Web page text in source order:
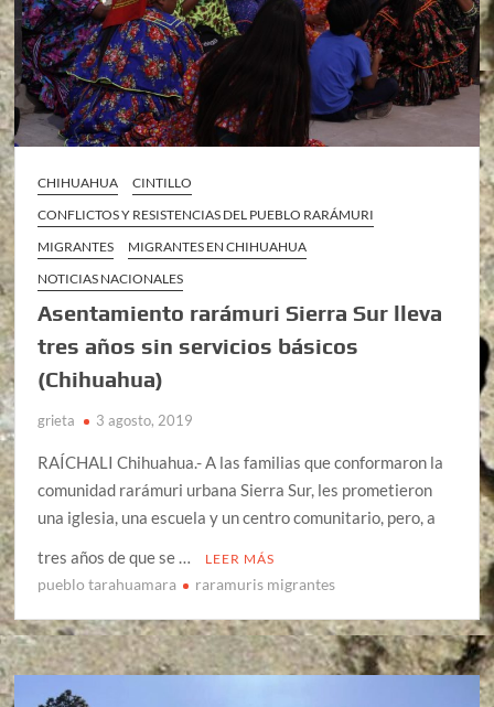
CHIHUAHUA
CINTILLO
CONFLICTOS Y RESISTENCIAS DEL PUEBLO RARÁMURI
MIGRANTES
MIGRANTES EN CHIHUAHUA
NOTICIAS NACIONALES
Asentamiento rarámuri Sierra Sur lleva
tres años sin servicios básicos
(Chihuahua)
grieta 3 agosto, 2019
RAÍCHALI Chihuahua.- A las familias que conformaron la
comunidad rarámuri urbana Sierra Sur, les prometieron
una iglesia, una escuela y un centro comunitario, pero, a
tres años de que se …
LEER MÁS
pueblo tarahuamara raramuris migrantes